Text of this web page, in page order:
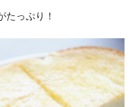
たっぷり！